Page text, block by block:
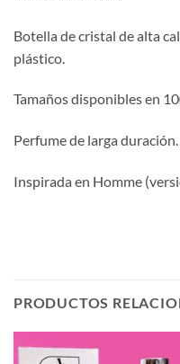
Botella de cristal de alta
plástico.
Tamaños disponibles en
Perfume de larga duración.
Inspirada en Homme
PRODUCTOS